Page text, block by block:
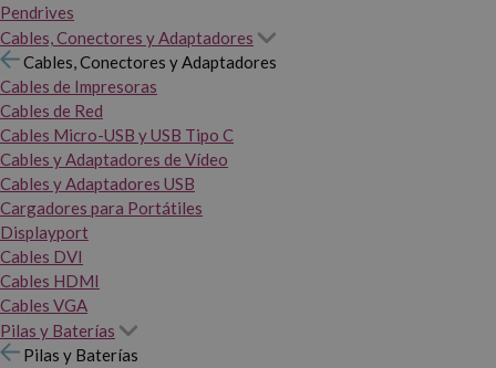
Pendrives
Cables, Conectores y Adaptadores
Cables, Conectores y Adaptadores
Cables de Impresoras
Cables de Red
Cables Micro-USB y USB Tipo C
Cables y Adaptadores de Vídeo
Cables y Adaptadores USB
Cargadores para Portátiles
Displayport
Cables DVI
Cables HDMI
Cables VGA
Pilas y Baterías
Pilas y Baterías